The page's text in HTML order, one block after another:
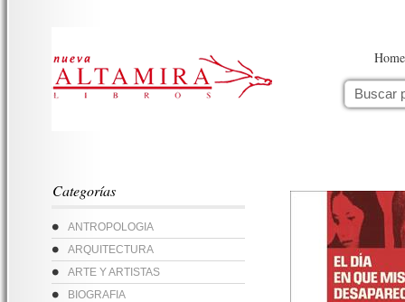
Home
Categorías
ANTROPOLOGIA
ARQUITECTURA
ARTE Y ARTISTAS
BIOGRAFIA